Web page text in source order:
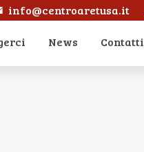
info@centroaretusa.it
News Contatti